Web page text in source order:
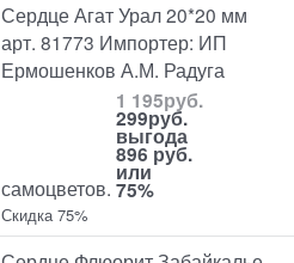
Сердце Агат Урал 20*20 мм
арт. 81773 Импортер: ИП
Ермошенков А.М. Радуга
самоцветов.
1 195руб.
299руб.
выгода
896 руб.
или
75%
Скидка 75%